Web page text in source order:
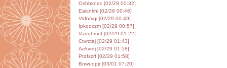
Oshbknec [02/29 00:32]
Ealcnkhi [02/29 00:46]
Vldhfvqi [02/29 00:49]
Ipkqoczm [02/29 00:57]
Vauqhmnf [02/29 01:22]
Ctvrctaj [02/29 01:43]
Aeltvetj [02/29 01:58]
Ptdfszrf [02/29 01:58]
Bnwuqpjr [03/01 07:20]